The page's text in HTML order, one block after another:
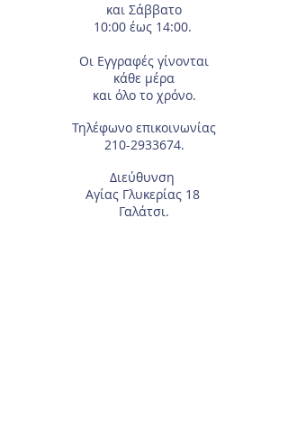
και Σάββατο
10:00 έως 14:00.
Οι Εγγραφές γίνονται
κάθε μέρα
και όλο το χρόνο.
Τηλέφωνο επικοινωνίας
210-2933674.
Διεύθυνση
Αγίας Γλυκερίας 18
Γαλάτσι.